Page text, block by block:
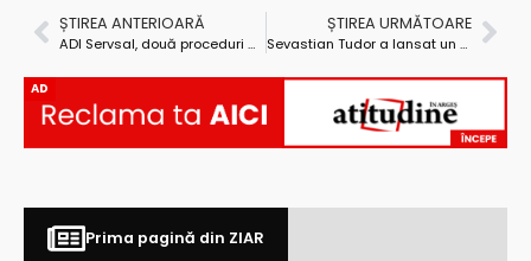
ȘTIREA ANTERIOARĂ
ADI Servsal, două proceduri de atribuire prin licitație publică pentru delegarea serviciului de colectare-transport a deșeurilor
ȘTIREA URMĂTOARE
Sevastian Tudor a lansat un volum despre istoria Clubului Sportiv Mioveni
AD
Prima pagină din ZIAR